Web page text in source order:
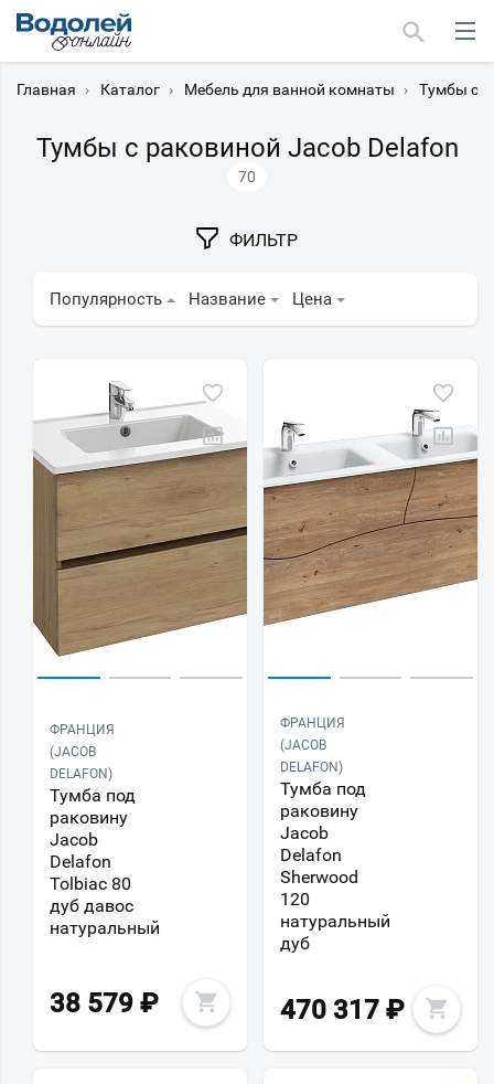
Главная › Каталог › Мебель для ванной комнаты › Тумбы с
Тумбы с раковиной Jacob Delafon
70
ФИЛЬТР
Популярность Название Цена
ФРАНЦИЯ
(JACOB
DELAFON)
Тумба под
раковину
Jacob
Delafon
Tolbiac 80
дуб давос
натуральный
38 579 ₽
ФРАНЦИЯ
(JACOB
DELAFON)
Тумба под
раковину
Jacob
Delafon
Sherwood
120
натуральный
дуб
470 317 ₽